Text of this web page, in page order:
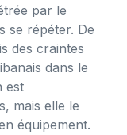
par le
se répéter. De
des craintes
dans le
est
mais elle le
équipement.